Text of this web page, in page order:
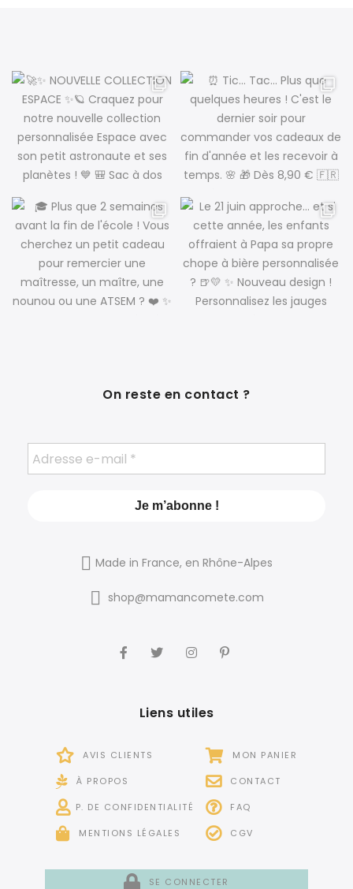
On reste en contact ?
Made in France, en Rhône-Alpes
shop@mamancomete.com
Liens utiles
AVIS CLIENTS
À PROPOS
P. DE CONFIDENTIALITÉ
MENTIONS LÉGALES
MON PANIER
CONTACT
FAQ
CGV
SE CONNECTER